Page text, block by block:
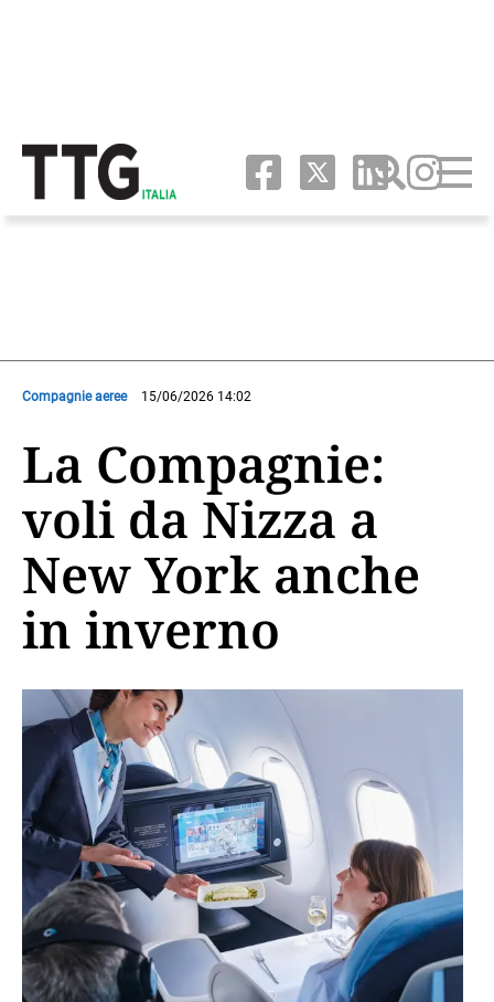
Compagnie aeree 15/06/2026 14:02
La Compagnie:
voli da Nizza a
New York anche
in inverno